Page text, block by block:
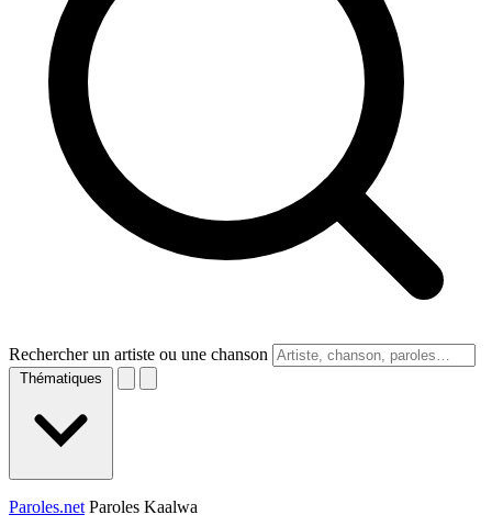
Rechercher un artiste ou une chanson
Thématiques
Paroles.net Paroles Kaalwa